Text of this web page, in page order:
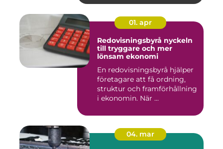
01. apr
Redovisningsbyrå nyckeln
till tryggare och mer
lönsam ekonomi
En redovisningsbyrå hjälper
företagare att få ordning,
struktur och framförhållning
i ekonomin. När ...
04. mar